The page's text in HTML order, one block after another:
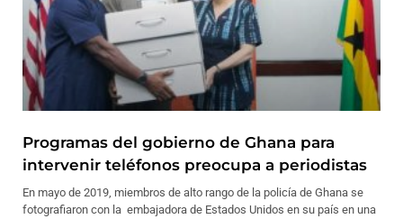
Programas del gobierno de Ghana para
intervenir teléfonos preocupa a periodistas
En mayo de 2019, miembros de alto rango de la policía de Ghana se
fotografiaron con la embajadora de Estados Unidos en su país en una